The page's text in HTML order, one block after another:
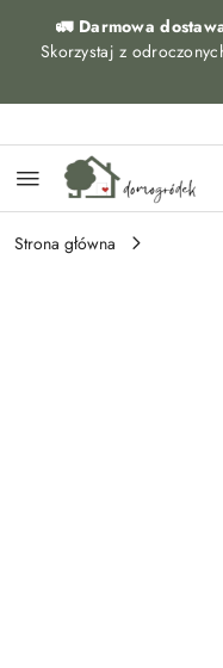
Przejdź do treści
Przejdź do
Przejdź do moje
Przejdź do menu
Przejdź do opisu
Przejdź do stopki
🚛 Darmowa
Skorzystaj z
Strona główna